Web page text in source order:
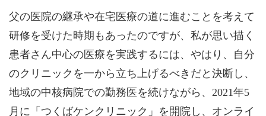
父の医院の継承や在宅医療の道に進むことを考えて
研修を受けた時期もあったのですが、私が思い描く
患者さん中心の医療を実践するには、やはり、自分
のクリニックを一から立ち上げるべきだと決断し、
地域の中核病院での勤務医を続けながら、2021年5
月に「つくばケンクリニック」を開院し、オンライ